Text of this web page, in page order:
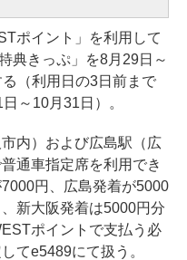
ポイント」を利用して
典きっぷ」を8月29日～
（利用日の3日前まで
～10月31日）。
内）および広島駅（広
通車指定席を利用でき
円、広島発着が5000
新大阪発着は5000円分
ポイントで支払う必
てe5489にて扱う。